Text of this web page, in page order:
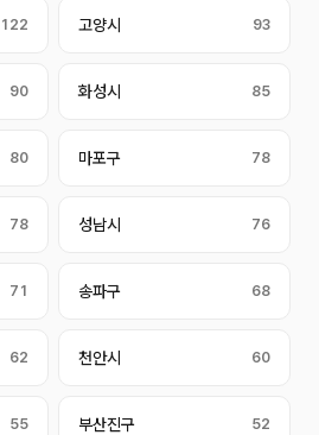
122 고양시 93
90 화성시 85
80 마포구 78
78 성남시 76
71 송파구 68
62 천안시 60
55 부산진구 52